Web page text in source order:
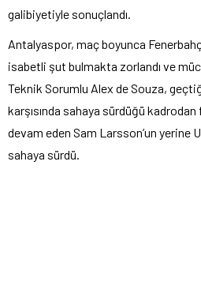
galibiyetiyle sonuçlandı.
Antalyaspor, maç boyunca
isabetli şut bulmakta zorlandı ve
Teknik Sorumlu Alex de Souza,
karşısında sahaya sürdüğü kadrodan
devam eden Sam Larsson’un yerine
sahaya sürdü.